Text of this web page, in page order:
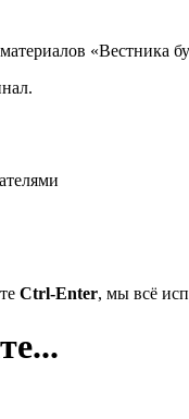
Ctrl-Enter, мы всё